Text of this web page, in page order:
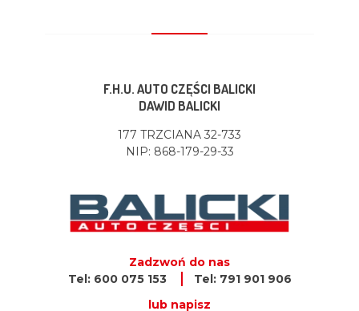
F.H.U. AUTO CZĘŚCI BALICKI
DAWID BALICKI
177 TRZCIANA 32-733
NIP: 868-179-29-33
Zadzwoń do nas
Tel: 600 075 153
Tel: 791 901 906
lub napisz